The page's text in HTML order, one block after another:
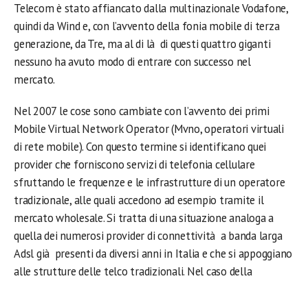
Telecom è stato affiancato dalla multinazionale Vodafone,
quindi da Wind e, con l’avvento della fonia mobile di terza
generazione, da Tre, ma al di là di questi quattro giganti
nessuno ha avuto modo di entrare con successo nel
mercato.
Nel 2007 le cose sono cambiate con l’avvento dei primi
Mobile Virtual Network Operator (Mvno, operatori virtuali
di rete mobile). Con questo termine si identificano quei
provider che forniscono servizi di telefonia cellulare
sfruttando le frequenze e le infrastrutture di un operatore
tradizionale, alle quali accedono ad esempio tramite il
mercato wholesale. Si tratta di una situazione analoga a
quella dei numerosi provider di connettività a banda larga
Adsl già presenti da diversi anni in Italia e che si appoggiano
alle strutture delle telco tradizionali. Nel caso della